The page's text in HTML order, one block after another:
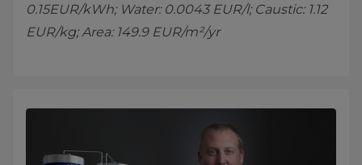
0.15EUR/kWh; Water: 0.0043 EUR/l; Caustic: 1.12
EUR/kg; Area: 149.9 EUR/m²/yr